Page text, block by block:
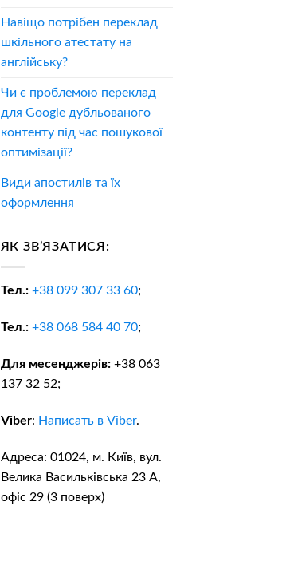
Навіщо потрібен переклад
шкільного атестату на
англійську?
Чи є проблемою переклад
для Google дубльованого
контенту під час пошукової
оптимізації?
Види апостилів та їх
оформлення
ЯК ЗВ’ЯЗАТИСЯ:
Тел.: +38 099 307 33 60;
Тел.: +38 068 584 40 70;
Для месенджерів:+38 063
137 32 52;
Viber: Написать в Viber.
Адреса: 01024, м. Київ, вул.
Велика Васильківська 23 А,
офіс 29 (3 поверх)